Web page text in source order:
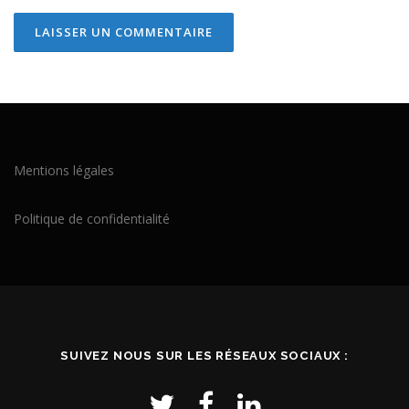
Mentions légales
Politique de confidentialité
SUIVEZ NOUS SUR LES RÉSEAUX SOCIAUX :